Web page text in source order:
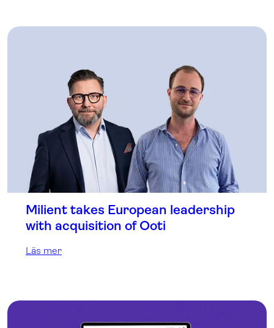
Milient takes European leadership
with acquisition of Ooti
Läs mer